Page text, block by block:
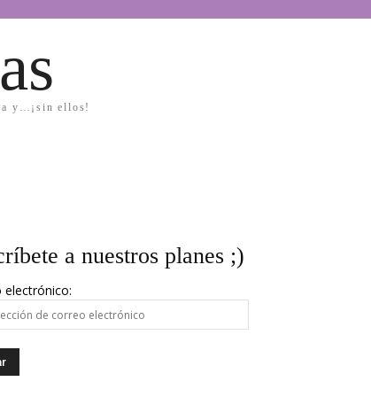
y…¡sin ellos!
a nuestros planes ;)
electrónico: